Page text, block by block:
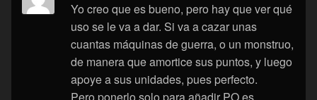
Yo creo que es bueno, pero hay que ver qué
uso se le va a dar. Si va a cazar unas
cuantas máquinas de guerra, o un monstruo,
de manera que amortice sus puntos, y luego
apoye a sus unidades, pues perfecto.